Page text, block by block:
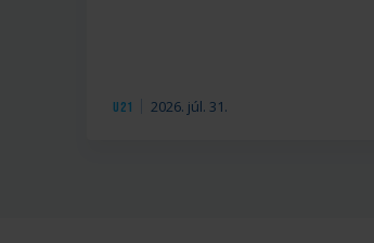
U21 2026. júl. 31.